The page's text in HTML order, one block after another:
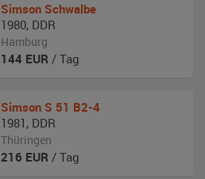
Simson Schwalbe
1980, DDR
Hamburg
144 EUR / Tag
Simson S 51 B2-4
1981 , DDR
Thüringen
216 EUR / Tag